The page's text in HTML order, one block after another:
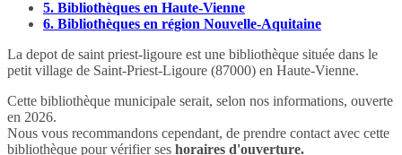
5. Bibliothèques en Haute-Vienne
6. Bibliothèques en région Nouvelle-Aquitaine
La depot de saint priest-ligoure est une bibliothèque située dans le
petit village de Saint-Priest-Ligoure (87000) en Haute-Vienne.
Cette bibliothèque municipale serait, selon nos informations, ouverte
en 2026.
Nous vous recommandons cependant, de prendre contact avec cette
bibliothèque pour vérifier ses horaires d'ouverture.